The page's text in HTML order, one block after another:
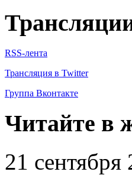
RSS-лента
Трансляция в Twitter
Группа Вконтакте
Читайте в
21 сентября